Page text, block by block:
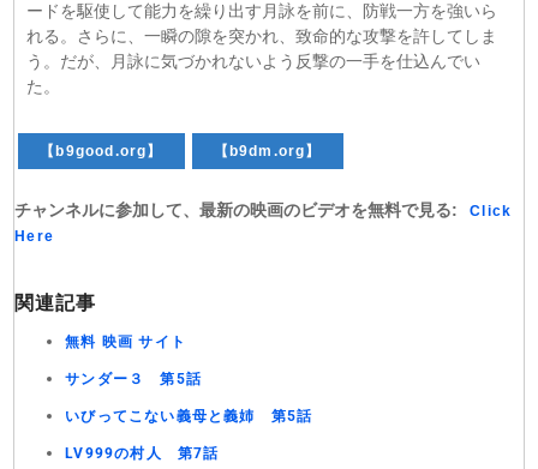
ードを駆使して能力を繰り出す月詠を前に、防戦一方を強いら
れる。さらに、一瞬の隙を突かれ、致命的な攻撃を許してしま
う。だが、月詠に気づかれないよう反撃の一手を仕込んでい
た。
【b9good.org】 【b9dm.org】
チャンネルに参加して、最新の映画のビデオを無料で見る:
Click
Here
関連記事
無料 映画 サイト
サンダー３ 第5話
いびってこない義母と義姉 第5話
LV999の村人 第7話